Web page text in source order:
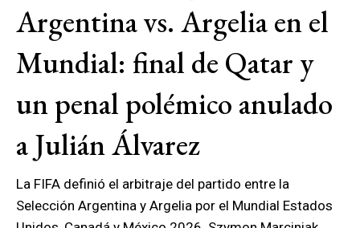
Argentina vs. Argelia en el
Mundial: final de Qatar y
un penal polémico anulado
a Julián Álvarez
La FIFA definió el arbitraje del partido entre la
Selección Argentina y Argelia por el Mundial Estados